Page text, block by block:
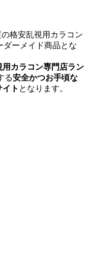
格安乱視用カラコン
ダーメイド商品とな
カラコン専門店ラン
る安全かつお手頃な
ト となります。